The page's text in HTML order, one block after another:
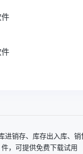
进销存、库存出入库、
件，可提供免费下载试用